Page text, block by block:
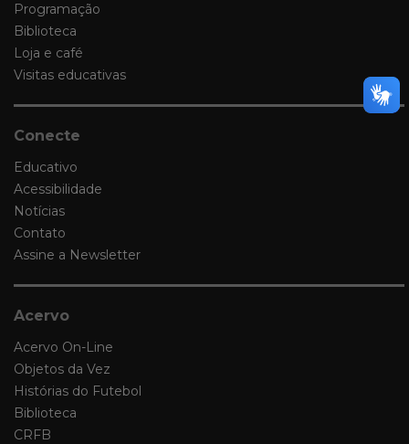
Programação
Biblioteca
Loja e café
Visitas educativas
Conecte
Educativo
Acessibilidade
Notícias
Contato
Assine a Newsletter
Acervo
Acervo On-Line
Objetos da Vez
Histórias do Futebol
Biblioteca
CRFB